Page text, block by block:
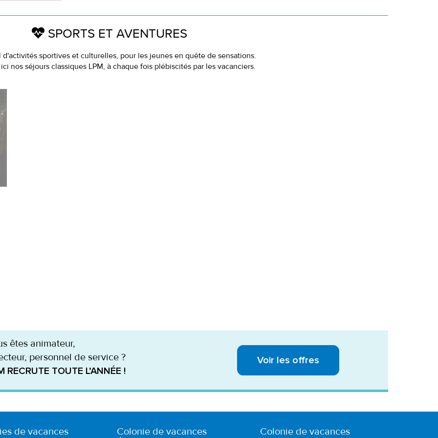
SPORTS ET AVENTURES
d'activités sportives et culturelles, pour les jeunes en quête de sensations.
nos séjours classiques LPM, à chaque fois plébiscités par les vacanciers.
êtes animateur,
personnel de service ?
RECRUTE TOUTE L’ANNÉE !
Voir les offres
de vacances
Colonie de vacances
Colonie de vacances